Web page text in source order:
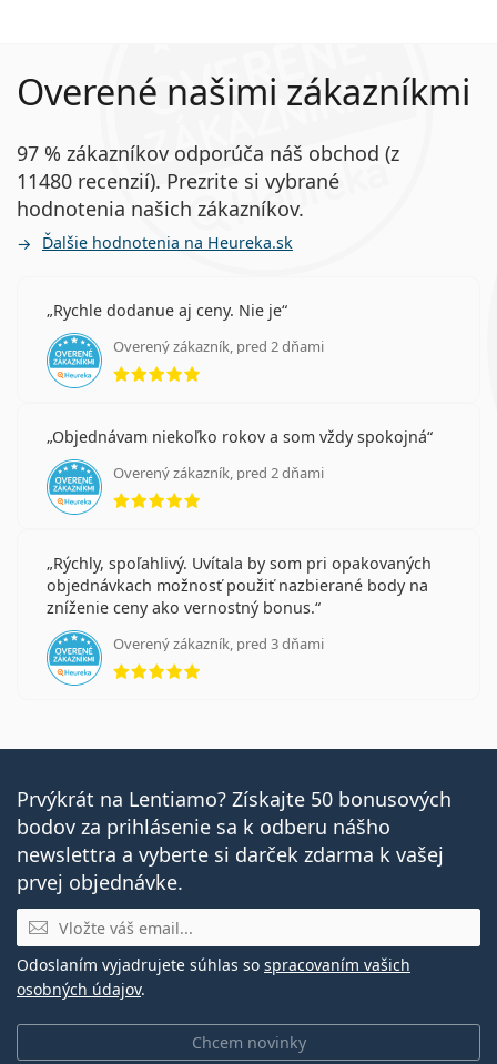
Overené našimi zákazníkmi
97 % zákazníkov odporúča náš obchod (z
11480 recenzií). Prezrite si vybrané
hodnotenia našich zákazníkov.
Ďalšie hodnotenia na Heureka.sk
Rychle dodanue aj ceny. Nie je
Overený zákazník, pred 2 dňami
hodnotenie 5 z 5
Objednávam niekoľko rokov a som vždy spokojná
Overený zákazník, pred 2 dňami
hodnotenie 5 z 5
Rýchly, spoľahlivý. Uvítala by som pri opakovaných
objednávkach možnosť použiť nazbierané body na
zníženie ceny ako vernostný bonus.
Overený zákazník, pred 3 dňami
hodnotenie 5 z 5
Prvýkrát na Lentiamo? Získajte 50 bonusových
bodov za prihlásenie sa k odberu nášho
newslettra a vyberte si darček zdarma k vašej
prvej objednávke.
E-mail
Chcem novinky
Odoslaním vyjadrujete súhlas so spracovaním vašich
osobných údajov.